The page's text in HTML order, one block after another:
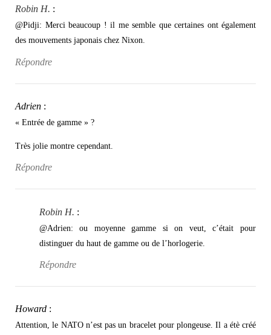
Robin H. :
@Pidji: Merci beaucoup ! il me semble que certaines ont également
des mouvements japonais chez Nixon.
Répondre
Adrien :
« Entrée de gamme » ?
Très jolie montre cependant.
Répondre
Robin H. :
@Adrien: ou moyenne gamme si on veut, c’était pour
distinguer du haut de gamme ou de l’horlogerie.
Répondre
Howard :
Attention, le NATO n’est pas un bracelet pour plongeuse. Il a étè créé